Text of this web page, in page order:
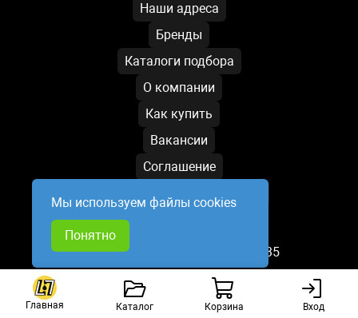
Главная Каталог Корзина Вход
Наши адреса
Бренды
Каталоги подбора
О компании
Как купить
Вакансии
Соглашение
Условия обработки данных
Написать директору
База обновлена: 10.08.2026 11:35
Мы используем файлы cookies
Понятно